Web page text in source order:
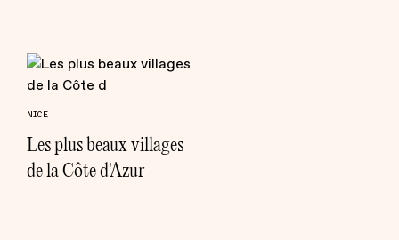
NICE
Les plus beaux villages
de la Côte d'Azur